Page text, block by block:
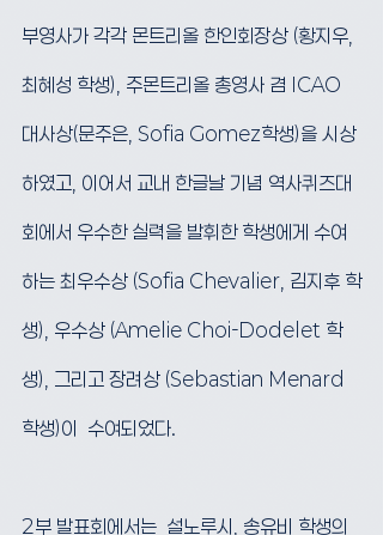
부영사가 각각 몬트리올 한인회장상 (황지우,
최혜성 학생), 주몬트리올 총영사 겸 ICAO
대사상(문주은, Sofia Gomez학생)을 시상
하였고, 이어서 교내 한글날 기념 역사퀴즈대
회에서 우수한 실력을 발휘한 학생에게 수여
하는 최우수상 (Sofia Chevalier, 김지후 학
생), 우수상 (Amelie Choi-Dodelet 학
생), 그리고 장려상 (Sebastian Menard
학생)이  수여되었다.
2부 발표회에서는  설노루시, 송유비 학생의